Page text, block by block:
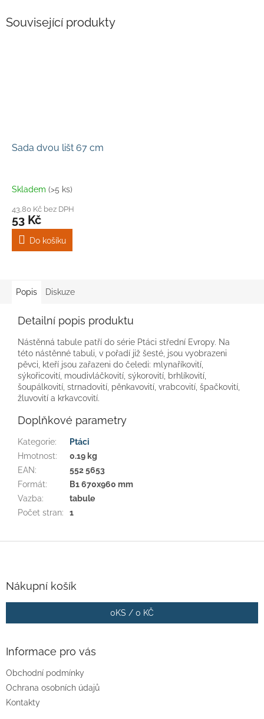
Související produkty
Sada dvou lišt 67 cm
Skladem (>5 ks)
43,80 Kč bez DPH
53 Kč
Do košíku
Popis Diskuze
Detailní popis produktu
Nástěnná tabule patří do série Ptáci střední Evropy. Na
této nástěnné tabuli, v pořadí již šesté, jsou vyobrazeni
pěvci, kteří jsou zařazeni do čeledi: mlynaříkovití,
sýkořicovití, moudivláčkovití, sýkorovití, brhlíkovití,
šoupálkovití, strnadovití, pěnkavovití, vrabcovití, špačkovití,
žluvovití a krkavcovití.
Doplňkové parametry
Kategorie:
Ptáci
Hmotnost:
0.19 kg
EAN:
552 5653
Formát:
B1 670x960 mm
Vazba:
tabule
Počet stran: 1
Nákupní košík
0KS / 0 KČ
Informace pro vás
Obchodní podmínky
Ochrana osobních údajů
Kontakty